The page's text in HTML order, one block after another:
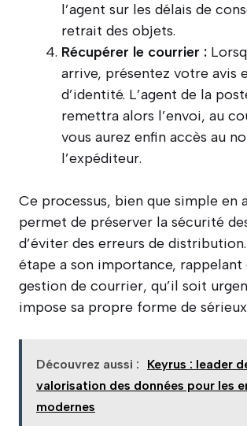
l’agent sur les délais de
retrait des objets.
Récupérer le courrier :
arrive, présentez votre avis
d’identité. L’agent de la
remettra alors l’envoi, au
vous aurez enfin accès au
l’expéditeur.
Ce processus, bien que simple en
permet de préserver la sécurité
d’éviter des erreurs de
étape a son importance, rappelant
gestion de courrier, qu’il soit
impose sa propre forme de
Découvrez aussi :
Keyrus : leader
valorisation des données pour les
modernes